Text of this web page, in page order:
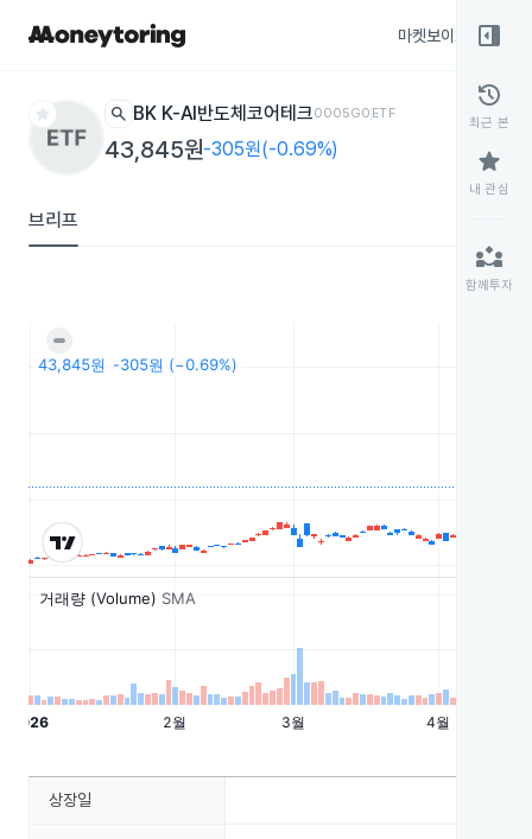
마켓보이스
star search IBK K-AI반도체코어테크0005G0ETF
43,845원-305원(-0.69%)
브리프
right_panel_open
history
최근 본
star
내 관심
partner_exchange
함께투자